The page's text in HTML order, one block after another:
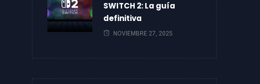
SWITCH 2: La guía
definitiva
NOVIEMBRE 27, 2025